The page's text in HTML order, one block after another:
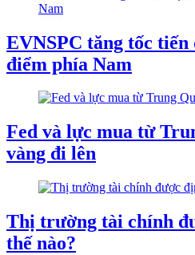
EVNSPC tăng tốc
điểm phía Nam
Fed và lực mua từ
vàng đi lên
Thị trường tài chính
thế nào?